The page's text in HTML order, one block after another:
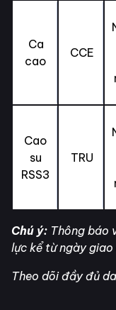
Ca
cao
CCE
Cao
su
RSS3
TRU
Chú ý: Thông báo
lực kể từ ngày
Theo dõi đầy đủ